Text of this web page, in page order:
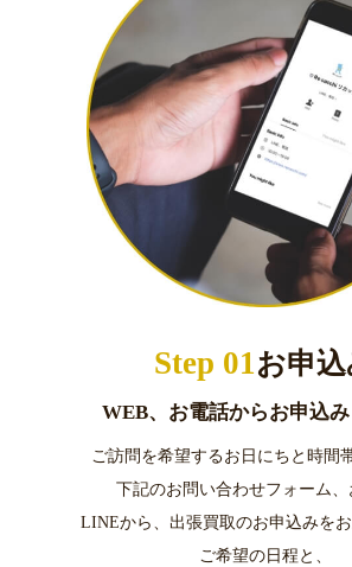
Step 01お申
WEB、お電話からお申込
ご訪問を希望するお日にちと時間
下記のお問い合わせフォーム、
LINEから、出張買取のお申込みをお
ご希望の日程と、